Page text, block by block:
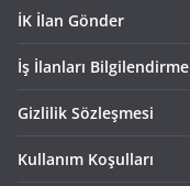
İK İlan Gönder
İş İlanları Bilgilendirme
Gizlilik Sözleşmesi
Kullanım Koşulları